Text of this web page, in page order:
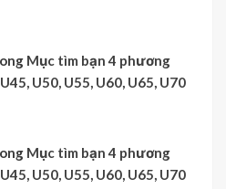
Mục tìm bạn 4 phương
U50, U55, U60, U65, U70
Mục tìm bạn 4 phương
U50, U55, U60, U65, U70